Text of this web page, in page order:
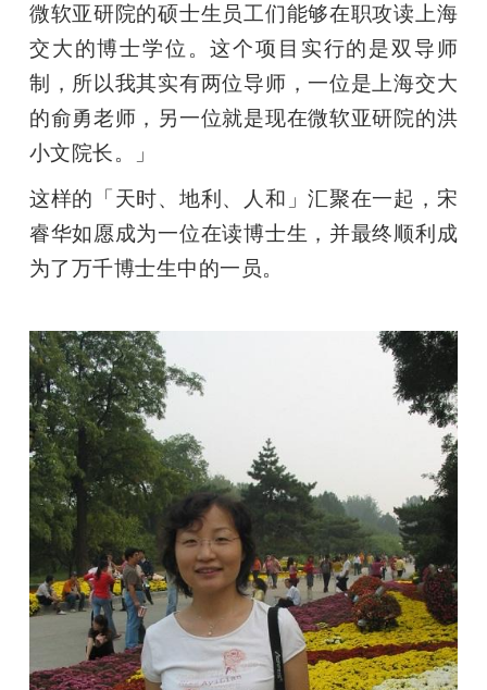
微软亚研院的硕士生员工们能够在职攻读上海
交大的博士学位。这个项目实行的是双导师
制，所以我其实有两位导师，一位是上海交大
的俞勇老师，另一位就是现在微软亚研院的洪
小文院长。」
这样的「天时、地利、人和」汇聚在一起，宋
睿华如愿成为一位在读博士生，并最终顺利成
为了万千博士生中的一员。